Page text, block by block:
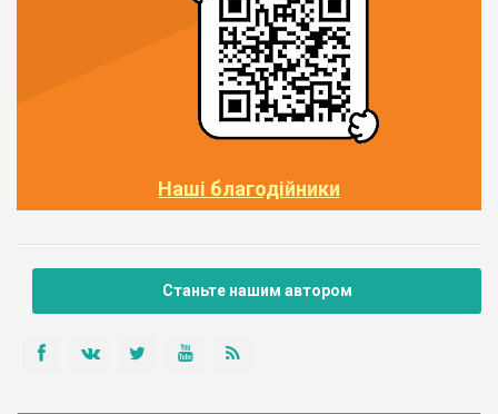
Наші благодійники
Станьте нашим автором